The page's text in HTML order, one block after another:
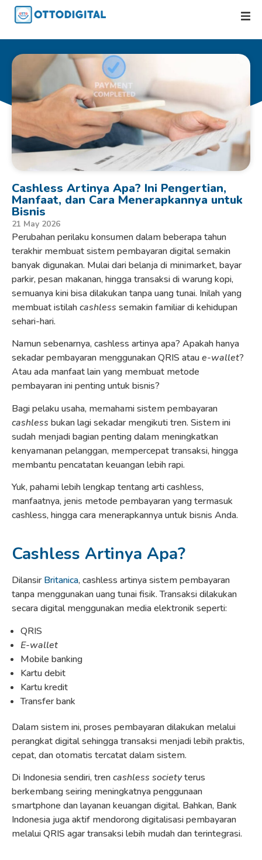
Cashless Artinya Apa? Ini Pengertian,
Manfaat, dan Cara Menerapkannya untuk
Bisnis
21 May 2026
Perubahan perilaku konsumen dalam beberapa tahun
terakhir membuat sistem pembayaran digital semakin
banyak digunakan. Mulai dari belanja di minimarket, bayar
parkir, pesan makanan, hingga transaksi di warung kopi,
semuanya kini bisa dilakukan tanpa uang tunai. Inilah yang
membuat istilahcashless semakin familiar di kehidupan
sehari-hari.
Namun sebenarnya, cashless artinya apa? Apakah hanya
sekadar pembayaran menggunakan QRIS ataue-wallet?
Atau ada manfaat lain yang membuat metode
pembayaran ini penting untuk bisnis?
Bagi pelaku usaha, memahami sistem pembayaran
cashless bukan lagi sekadar mengikuti tren. Sistem ini
sudah menjadi bagian penting dalam meningkatkan
kenyamanan pelanggan, mempercepat transaksi, hingga
membantu pencatatan keuangan lebih rapi.
Yuk, pahami lebih lengkap tentang arti cashless,
manfaatnya, jenis metode pembayaran yang termasuk
cashless, hingga cara menerapkannya untuk bisnis Anda.
Cashless Artinya Apa?
DilansirBritanica, cashless artinya sistem pembayaran
tanpa menggunakan uang tunai fisik. Transaksi dilakukan
secara digital menggunakan media elektronik seperti:
QRIS
E-wallet
Mobile banking
Kartu debit
Kartu kredit
Transfer bank
Dalam sistem ini, proses pembayaran dilakukan melalui
perangkat digital sehingga transaksi menjadi lebih praktis,
cepat, dan otomatis tercatat dalam sistem.
Di Indonesia sendiri, trencashless societyterus
berkembang seiring meningkatnya penggunaan
smartphone dan layanan keuangan digital. Bahkan, Bank
Indonesia juga aktif mendorong digitalisasi pembayaran
melalui QRIS agar transaksi lebih mudah dan terintegrasi.